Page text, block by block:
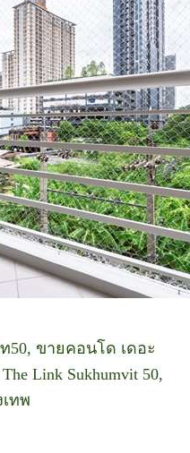
50, ขายคอนโด เดอะ
Link Sukhumvit 50,
ทพ